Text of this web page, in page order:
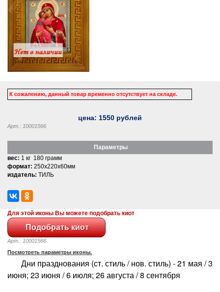
К сожалению, данный товар временно отсутствует на складе.
цена: 1550 рублей
Арт.: 10001566
Параметры
вес: 1 кг 180 грамм
формат: 250x220x60мм
издатель: ТИЛЬ
Для этой иконы Вы можете подобрать киот
Арт.: 10001566
Посмотреть параметры иконы.
Дни празднования (ст. стиль / нов. стиль) - 21 мая / 3
июня; 23 июня / 6 июля; 26 августа / 8 сентября